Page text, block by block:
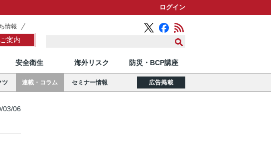
ログイン
情報
案内
安全衛生 海外リスク 防災・BCP講座
ツ 連載・コラム セミナー情報 広告掲載
03/06